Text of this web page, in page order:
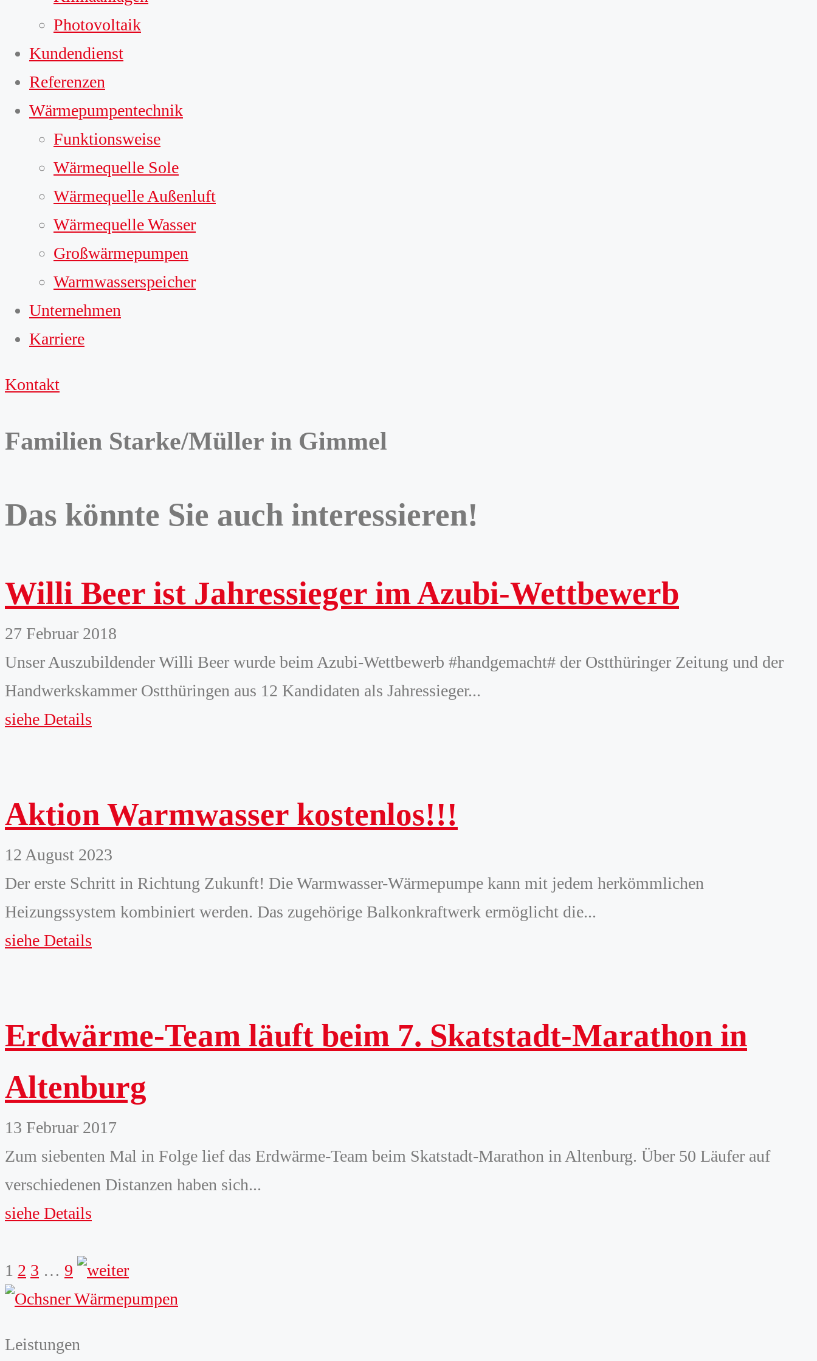
Photovoltaik
Kundendienst
Referenzen
Wärmepumpentechnik
Funktionsweise
Wärmequelle Sole
Wärmequelle Außenluft
Wärmequelle Wasser
Großwärmepumpen
Warmwasserspeicher
Unternehmen
Karriere
Kontakt
Familien Starke/Müller in Gimmel
Das könnte Sie auch interessieren!
Willi Beer ist Jahressieger im Azubi-Wettbewerb
27 Februar 2018
Unser Auszubildender Willi Beer wurde beim Azubi-Wettbewerb #handgemacht# der Ostthüringer Zeitung und der
Handwerkskammer Ostthüringen aus 12 Kandidaten als Jahressieger...
siehe Details
Aktion Warmwasser kostenlos!!!
12 August 2023
Der erste Schritt in Richtung Zukunft! Die Warmwasser-Wärmepumpe kann mit jedem herkömmlichen
Heizungssystem kombiniert werden. Das zugehörige Balkonkraftwerk ermöglicht die...
siehe Details
Erdwärme-Team läuft beim 7. Skatstadt-Marathon in
Altenburg
13 Februar 2017
Zum siebenten Mal in Folge lief das Erdwärme-Team beim Skatstadt-Marathon in Altenburg. Über 50 Läufer auf
verschiedenen Distanzen haben sich...
siehe Details
1 2 3 … 9 weiter
Leistungen